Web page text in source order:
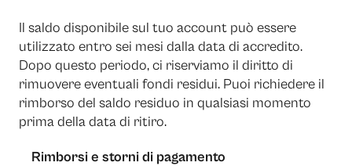
Il saldo disponibile sul tuo account può essere
utilizzato entro sei mesi dalla data di accredito.
Dopo questo periodo, ci riserviamo il diritto di
rimuovere eventuali fondi residui. Puoi richiedere il
rimborso del saldo residuo in qualsiasi momento
prima della data di ritiro.
Rimborsi e storni di pagamento